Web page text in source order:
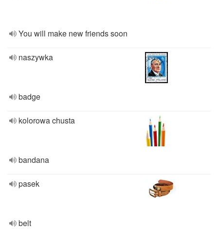
You will make new friends soon
naszywka
badge
kolorowa chusta
bandana
pasek
belt